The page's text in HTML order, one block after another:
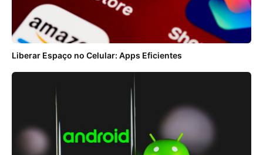
Liberar Espaço no Celular: Apps Eficientes